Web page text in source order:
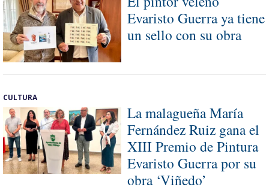
Evaristo Guerra ya tiene
un sello con su obra
CULTURA
La malagueña María
Fernández Ruiz gana el
XIII Premio de Pintura
Evaristo Guerra por su
obra ‘Viñedo’